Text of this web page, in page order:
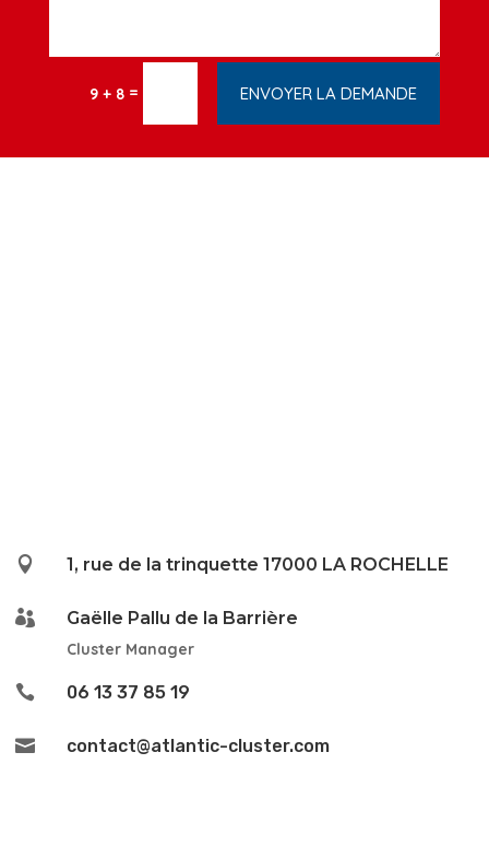
9 + 8 = ENVOYER LA DEMANDE
 1, rue de la trinquette 17000 LA ROCHELLE
 Gaëlle Pallu de la Barrière
Cluster Manager
 06 13 37 85 19
 contact@atlantic-cluster.com